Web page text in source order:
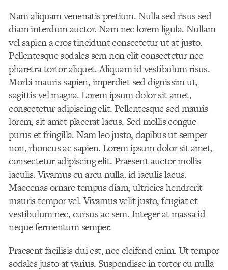
Nam aliquam venenatis pretium. Nulla sed risus sed
diam interdum auctor. Nam nec lorem ligula. Nullam
vel sapien a eros tincidunt consectetur ut at justo.
Pellentesque sodales sem non elit consectetur nec
pharetra tortor aliquet. Aliquam id vestibulum risus.
Morbi mauris sapien, imperdiet sed dignissim ut,
sagittis vel magna. Lorem ipsum dolor sit amet,
consectetur adipiscing elit. Pellentesque sed mauris
lorem, sit amet placerat lacus. Sed mollis congue
purus et fringilla. Nam leo justo, dapibus ut semper
non, rhoncus ac sapien. Lorem ipsum dolor sit amet,
consectetur adipiscing elit. Praesent auctor mollis
iaculis. Vivamus eu arcu nulla, id iaculis lacus.
Maecenas ornare tempus diam, ultricies hendrerit
mauris tempor vel. Vivamus velit justo, feugiat et
vestibulum nec, cursus ac sem. Integer at massa id
neque fermentum semper.
Praesent facilisis dui est, nec eleifend enim. Ut tempor
sodales justo at varius. Suspendisse in tortor eu nulla